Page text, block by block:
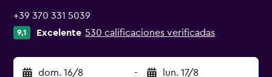
+39 370 331 5039
9,1 Excelente 530 calificaciones verificadas
dom. 16/8 - lun. 17/8